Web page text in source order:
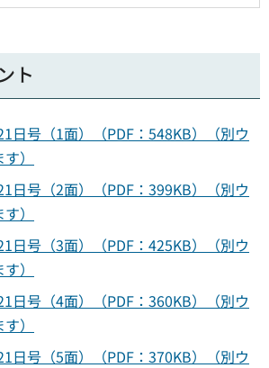
ト
日号（1面）（PDF：548KB）（別ウ
）
日号（2面）（PDF：399KB）（別ウ
）
日号（3面）（PDF：425KB）（別ウ
）
日号（4面）（PDF：360KB）（別ウ
）
日号（5面）（PDF：370KB）（別ウ